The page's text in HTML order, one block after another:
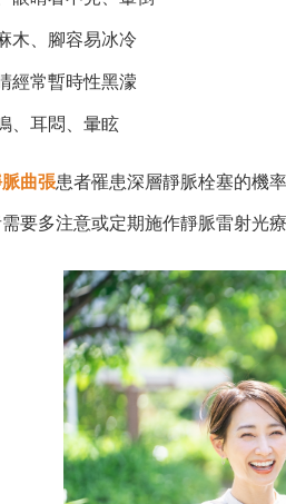
木、腳容易冰冷
經常暫時性黑濛
、耳悶、暈眩
曲張患者罹患深層靜脈栓塞的機
要多注意或定期施作靜脈雷射光